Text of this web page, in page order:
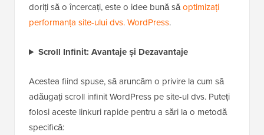
doriți să o încercați, este o idee bună săoptimizați
performanța site-ului dvs. WordPress.
Scroll Infinit: Avantaje și Dezavantaje
Acestea fiind spuse, să aruncăm o privire la cum să
adăugați scroll infinit WordPress pe site-ul dvs. Puteți
folosi aceste linkuri rapide pentru a sări la o metodă
specifică: